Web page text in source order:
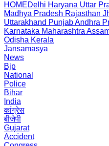
HOMEDelhi Haryana Uttar
Madhya Pradesh Rajasthan
Uttarakhand PunjabAndhra
Karnataka Maharashtra
Odisha Kerala
Jansamasya
News
Bjp
National
Police
Bihar
India
कांग्रेस
बीजेपी
Gujarat
Accident